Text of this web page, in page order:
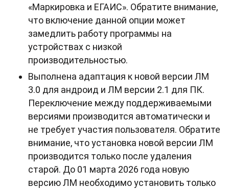
«Маркировка и ЕГАИС». Обратите внимание,
что включение данной опции может
замедлить работу программы на
устройствах с низкой
производительностью.
Выполнена адаптация к новой версии ЛМ
3.0 для андроид и ЛМ версии 2.1 для ПК.
Переключение между поддерживаемыми
версиями производится автоматически и
не требует участия пользователя. Обратите
внимание, что установка новой версии ЛМ
производится только после удаления
старой. До 01 марта 2026 года новую
версию ЛМ необходимо установить только